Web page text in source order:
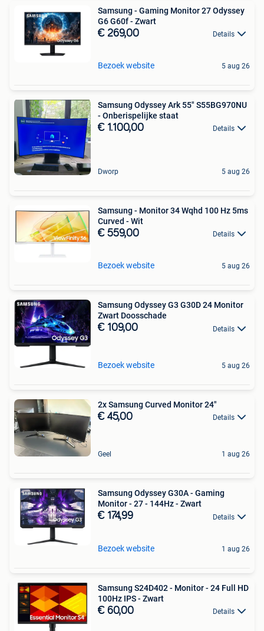
Samsung - Gaming Monitor 27 Odyssey
G6 G60f - Zwart
€ 269,00 Details
Bezoek website 5 aug 26
Samsung Odyssey Ark 55" S55BG970NU
- Onberispelijke staat
€ 1.100,00 Details
Dworp 5 aug 26
Samsung - Monitor 34 Wqhd 100 Hz 5ms
Curved - Wit
€ 559,00 Details
Bezoek website 5 aug 26
Samsung Odyssey G3 G30D 24 Monitor
Zwart Doosschade
€ 109,00 Details
Bezoek website 5 aug 26
2x Samsung Curved Monitor 24"
€ 45,00 Details
Geel 1 aug 26
Samsung Odyssey G30A - Gaming
Monitor - 27 - 144Hz - Zwart
€ 174,99 Details
Bezoek website 1 aug 26
Samsung S24D402 - Monitor - 24 Full HD
100Hz IPS - Zwart
€ 60,00 Details